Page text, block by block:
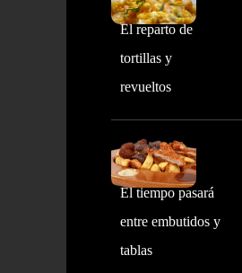
El reparto de
tortillas y
revueltos
El tiempo pasará
entre embutidos y
tablas